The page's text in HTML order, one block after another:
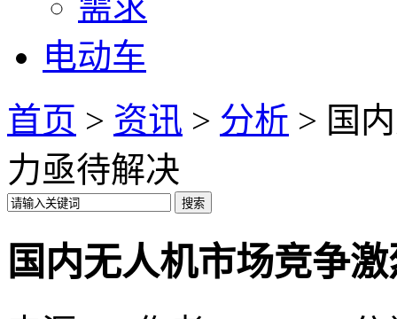
电动车
首页 > 资讯 > 分析 > 国
力亟待解决
国内无人机市场竞争